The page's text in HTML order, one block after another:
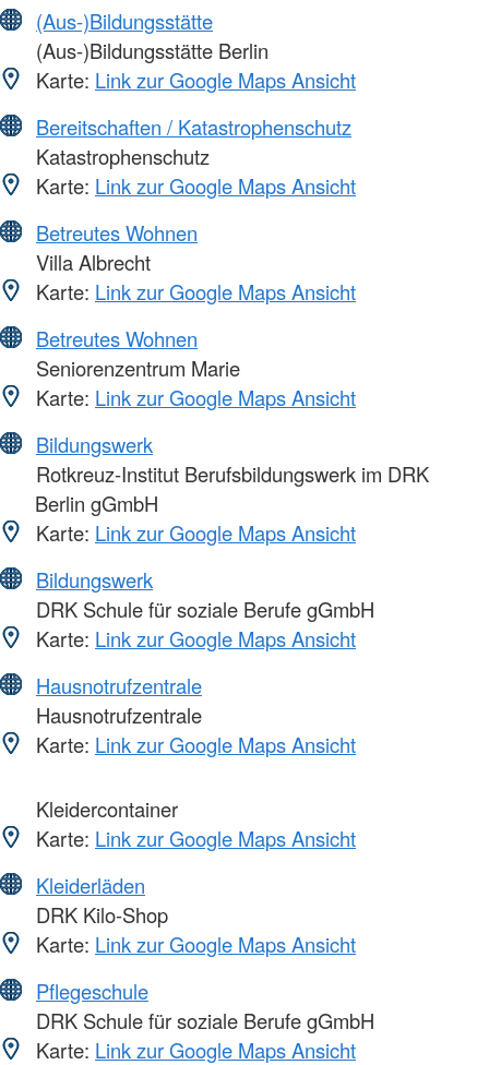
(Aus-)Bildungsstätte
(Aus-)Bildungsstätte Berlin
Karte: Link zur Google Maps Ansicht
Bereitschaften / Katastrophenschutz
Katastrophenschutz
Karte: Link zur Google Maps Ansicht
Betreutes Wohnen
Villa Albrecht
Karte: Link zur Google Maps Ansicht
Betreutes Wohnen
Seniorenzentrum Marie
Karte: Link zur Google Maps Ansicht
Bildungswerk
Rotkreuz-Institut Berufsbildungswerk im DRK
Berlin gGmbH
Karte: Link zur Google Maps Ansicht
Bildungswerk
DRK Schule für soziale Berufe gGmbH
Karte: Link zur Google Maps Ansicht
Hausnotrufzentrale
Hausnotrufzentrale
Karte: Link zur Google Maps Ansicht
Kleidercontainer
Karte: Link zur Google Maps Ansicht
Kleiderläden
DRK Kilo-Shop
Karte: Link zur Google Maps Ansicht
Pflegeschule
DRK Schule für soziale Berufe gGmbH
Karte: Link zur Google Maps Ansicht